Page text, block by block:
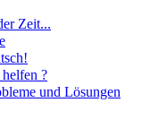
Zeit...
?
und Lösungen